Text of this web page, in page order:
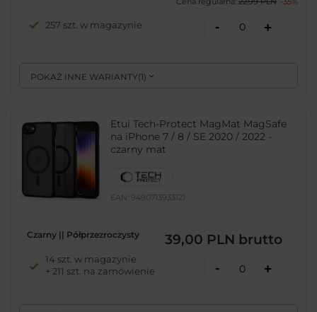
POKAŻ INNE WARIANTY( 1)
257 szt. w magazynie - +
Etui Tech-Protect MagMat MagSafe
na iPhone 7 / 8 / SE 2020 / 2022 -
czarny mat
EAN: 9490713933121
Czarny || Półprzezroczysty 39,00 PLN brutto
14 szt. w magazynie
+ 211 szt. na zamówienie
- +